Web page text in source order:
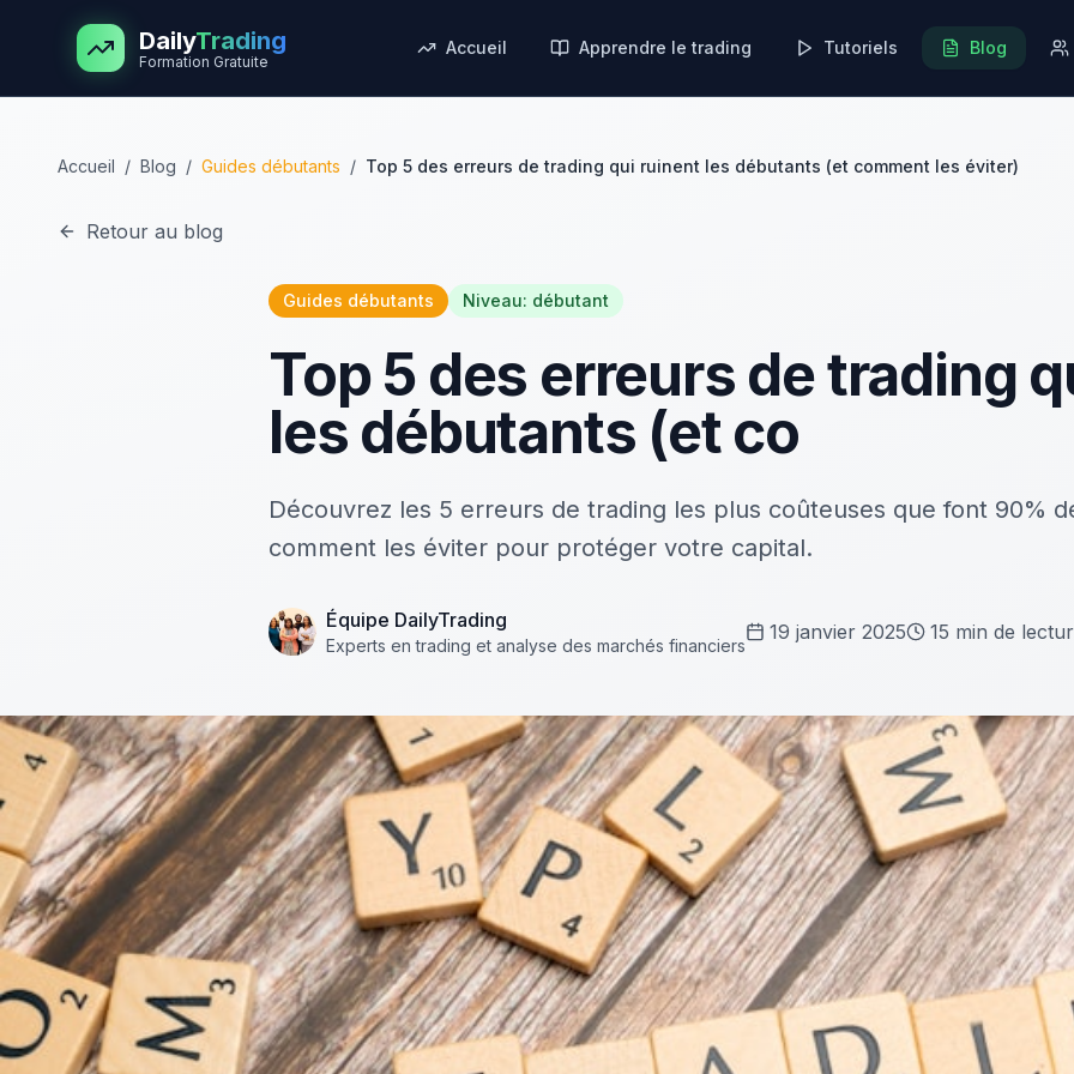
Aller au contenu principal
DailyTrading
Formation Gratuite
Accueil Apprendre le trading Tutoriels Blog
Accueil / Blog / Guides débutants / Top 5 des erreurs de trading qui ruinent les débutants (et comment les éviter)
Retour au blog
Guides débutants Niveau: débutant
Top 5 des erreurs de trading
les débutants (et co
Découvrez les 5 erreurs de trading les plus coûteuses que font 90%
comment les éviter pour protéger votre capital.
Équipe DailyTrading
Experts en trading et analyse des marchés financiers
19 janvier 2025 15 min de